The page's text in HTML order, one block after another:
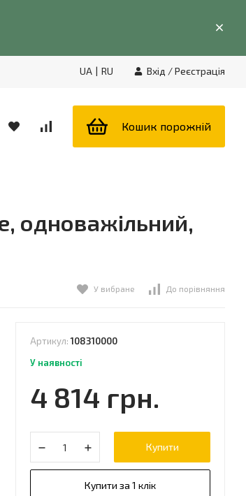
UA | RU Вхід /Реєстрація
Кошик порожній
одноважільний,
У вибране До порівняння
Артикул:108310000
У наявності
4 814 грн.
Купити
Купити за 1 клік